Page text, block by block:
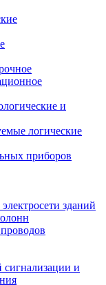
и
логические
приборов
зданий
и